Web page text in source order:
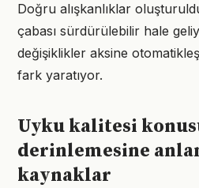
Doğru alışkanlıklar
çabası sürdürülebilir hale
değişiklikler aksine
fark yaratıyor.
Uyku kalitesi
derinlemesine
kaynaklar